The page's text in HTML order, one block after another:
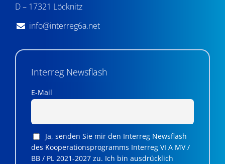
D – 17321 Löcknitz
info@interreg6a.net
Interreg Newsflash
E-Mail
Ja, senden Sie mir den Interreg Newsflash
des Kooperationsprogramms Interreg VI A MV /
BB / PL 2021-2027 zu. Ich bin ausdrücklich